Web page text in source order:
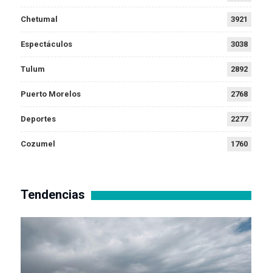
Chetumal 3921
Espectáculos 3038
Tulum 2892
Puerto Morelos 2768
Deportes 2277
Cozumel 1760
Tendencias